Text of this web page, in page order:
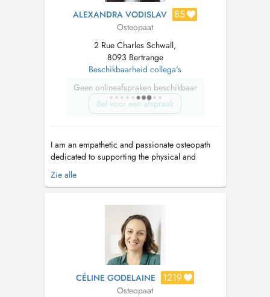
ALEXANDRA VODISLAV 85
Osteopaat
2 Rue Charles Schwall,
8093 Bertrange
Beschikbaarheid collega's
Geen onlineafspraken beschikbaar
Bel voor een afspraak
I am an empathetic and passionate osteopath
dedicated to supporting the physical and
mental wellbeing of patients of all ages, from
newborns to adults. By addressing their needs
collaborating with other experts, I provide
holistic, personalized care. As a...
Zie alle
CÉLINE GODELAINE 1219
Osteopaat